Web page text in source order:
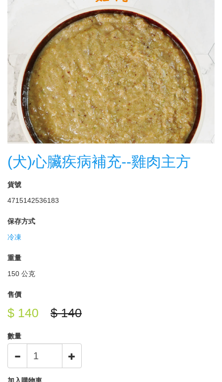
(犬)心臟疾病補充--雞肉主方
貨號
4715142536183
保存方式
冷凍
重量
150 公克
售價
$ 140 $ 140
數量